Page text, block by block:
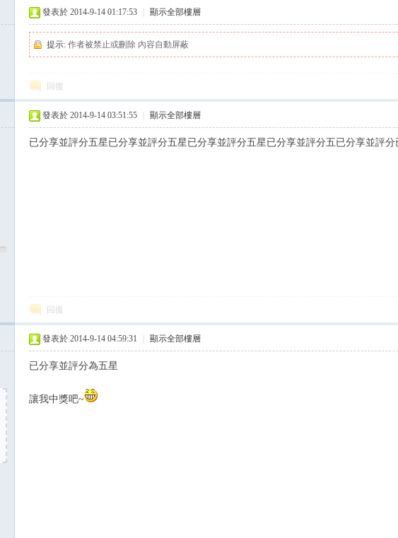
發表於 2014-9-14 01:17:53 顯示全部樓層
提示: 作者被禁止或刪除 內容自動屏蔽
回復
發表於 2014-9-14 03:51:55 顯示全部樓層
已分享並評分五星已分享並評分五星已分享並評分五星已分享並評分五已分享並評
回復
發表於 2014-9-14 04:59:31 顯示全部樓層
已分享並評分為五星
讓我中獎吧~